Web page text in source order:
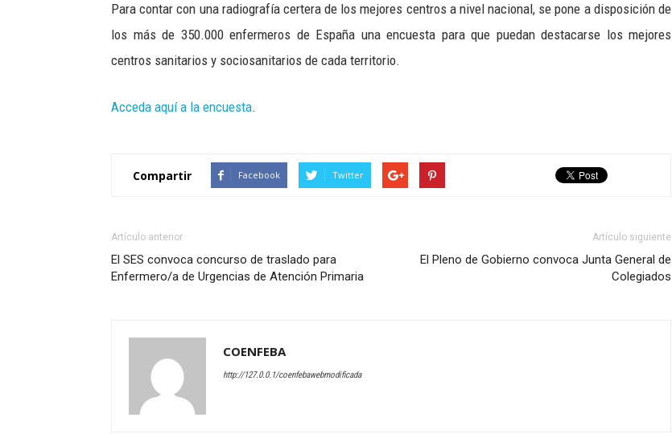
Para contar con una radiografía certera de los mejores centros a nivel nacional, se pone a disposición de
los más de 350.000 enfermeros de España una encuesta para que puedan destacarse los mejores
centros sanitarios y sociosanitarios de cada territorio.
Acceda aquí a la encuesta.
Compartir Facebook Twitter
Artículo anterior
El SES convoca concurso de traslado para
Enfermero/a de Urgencias de Atención Primaria
Artículo siguiente
El Pleno de Gobierno convoca Junta General de
Colegiados
COENFEBA
http://127.0.0.1/coenfebawebmodificada